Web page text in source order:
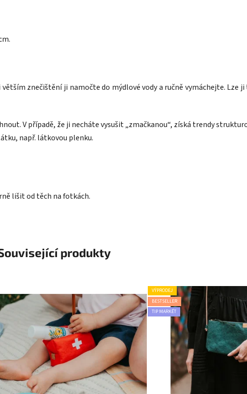
znečištění ji namočte do mýdlové vody a ručně vymáchejte. Lze
V případě, že ji necháte vysušit „zmačkanou“, získá trendy
např. látkovou plenku.
lišit od těch na fotkách.
produkty
VÝPRODEJ
BESTSELLER
TIP MARKÉT